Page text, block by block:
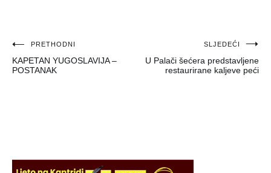
Navigacija
objava
PRETHODNI
KAPETAN YUGOSLAVIJA –
POSTANAK
SLJEDEĆI
U Palači šećera predstavljene
restaurirane kaljeve peći